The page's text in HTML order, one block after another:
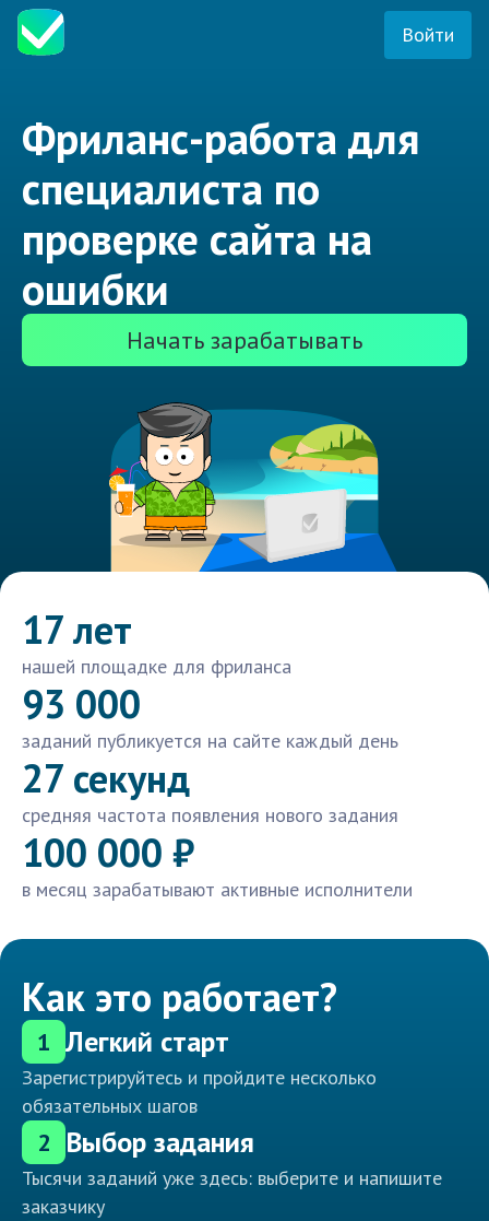
Войти
Фриланс-работа для
специалиста по
проверке сайта на
ошибки
Начать зарабатывать
17 лет
нашей площадке для фриланса
93 000
заданий публикуется на сайте каждый день
27 секунд
средняя частота появления нового задания
100 000 ₽
в месяц зарабатывают активные исполнители
Как это работает?
1 Легкий старт
Зарегистрируйтесь и пройдите несколько
обязательных шагов
2 Выбор задания
Тысячи заданий уже здесь: выберите и напишите
заказчику